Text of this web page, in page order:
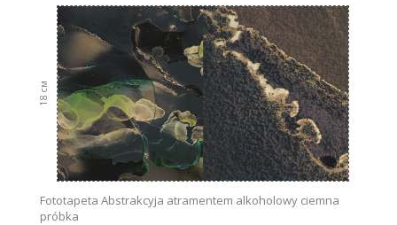
18
см
Fototapeta Abstrakcyja atramentem alkoholowy ciemna
próbka